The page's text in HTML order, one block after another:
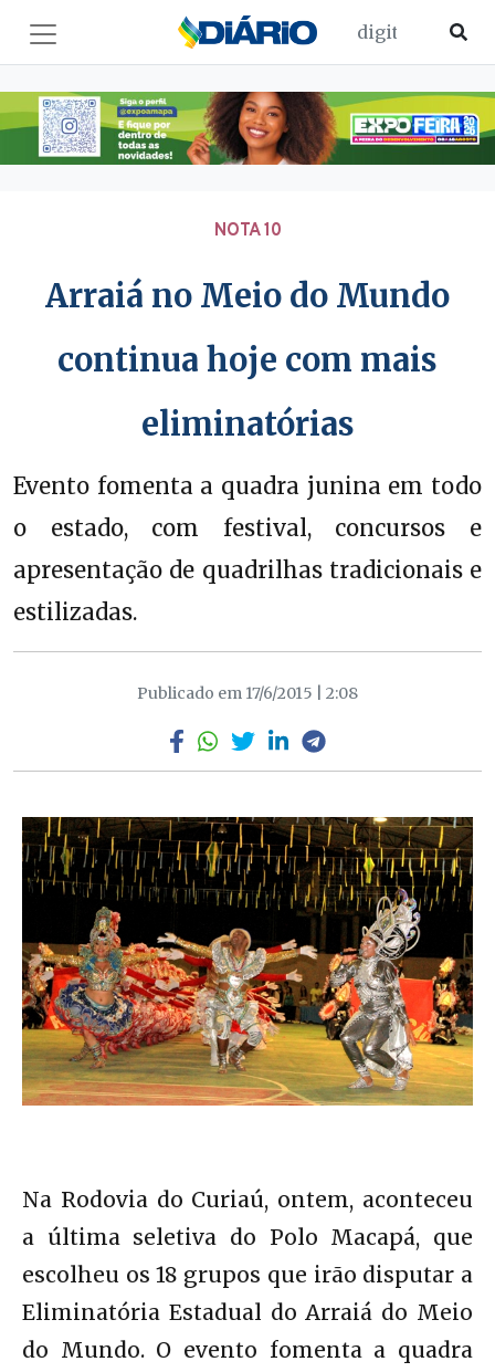
NOTA 10
Arraiá no Meio do Mundo
continua hoje com mais
eliminatórias
Evento fomenta a quadra junina em todo
o estado, com festival, concursos e
apresentação de quadrilhas tradicionais e
estilizadas.
Publicado em 17/6/2015 | 2:08
Na Rodovia do Curiaú, ontem, aconteceu
a última seletiva do Polo Macapá, que
escolheu os 18 grupos que irão disputar a
Eliminatória Estadual do Arraiá do Meio
do Mundo. O evento fomenta a quadra